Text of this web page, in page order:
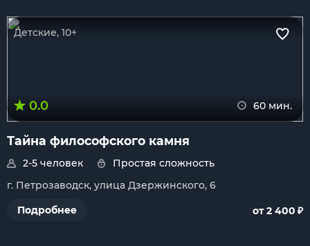
Детские, 10+
0.0 60 мин.
Тайна философского камня
2-5 человек
Простая сложность
г. Петрозаводск, улица Дзержинского, 6
Подробнее
от 2 400 ₽